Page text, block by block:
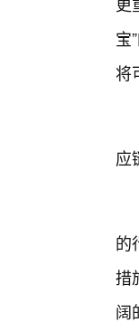
宝
将
应
的
措
阔